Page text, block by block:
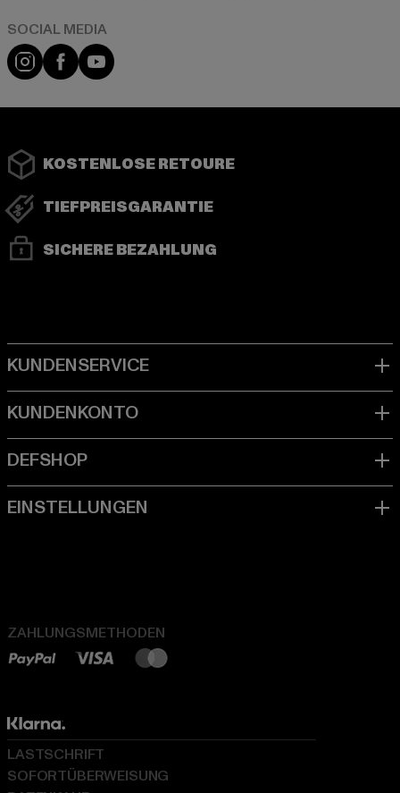
Instagram
FacebookYouTube
KOSTENLOSE RETOURE
TIEFPREISGARANTIE
SICHERE BEZAHLUNG
ZAHLUNGSMETHODEN
LASTSCHRIFT
SOFORTÜBERWEISUNG